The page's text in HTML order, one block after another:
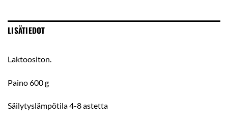
LISÄTIEDOT
Laktoositon.
Paino 600 g
Säilytyslämpötila 4-8 astetta